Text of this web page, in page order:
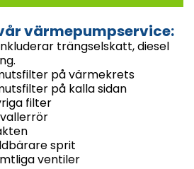
värmepumpservice:
trängselskatt, diesel
på värmekrets
på kalla sidan
filter
sprit
ventiler